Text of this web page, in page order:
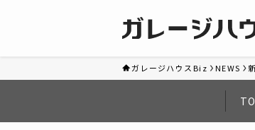
ガレージハウスBiz NEWS